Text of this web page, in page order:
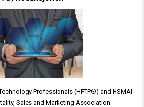
Professionals (HFTP®) and HSMAI
Sales and Marketing Association